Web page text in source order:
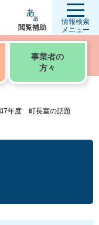
閲覧補助
情報検索
メニュー
事業者の
方々
7年度 町長室の話題